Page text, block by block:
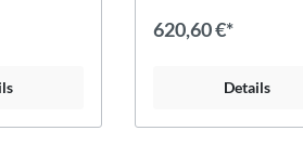
620,60 €*
Details